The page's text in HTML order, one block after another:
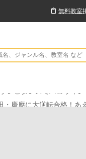
無料教室
・慶應に大逆転合格！あ
大会】
座